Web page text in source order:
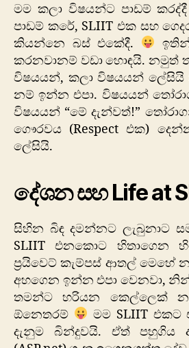
මම කලා විෂයන්ට පාඩම්
පාඩම් කරේ, SLIIT එක සහ
කියන්නෙ බස් එකේදී.
කරනවානම් වඩා හොඳයි. නමුත්
විෂයයන්, කලා විෂයයන් ලේසියි
නම් ඉන්න එපා. විෂයයන්
විෂයයන් “මේ දැන්වත්!”
ගෞරවය (Respect එක)
ලේසියි.
දේශන සහ Life at
සිහින බිඳ දමන්නට ලැබුනාට
SLIIT එනකොට හිතාගෙන
ප්‍රයිවෙට් කැම්පස් ආතල් මෙහේ
අහගෙන ඉන්න එපා වෙනවා,
තමන්ට හරියන කෙල්ලෙක්
ඕනෙතරම්
මම SLIIT එකට
දැනුම බින්දුවයි. ඒත් පහුගිය